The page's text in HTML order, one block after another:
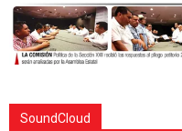
SoundCloud